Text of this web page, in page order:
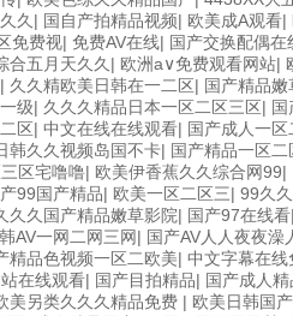
久 | 国自产拍精品视频| 欧美成A观看|
免费视| 免费AV在线| 国产交换配偶在
合五月天久久 | 欧洲a∨免费观看网站|
| 久久精欧美日韩在一二区| 国产精品
级| 久久久精品日本一区二区三区|
区| 中文在线在线观看| 国产成人一
韩久久视频岛国不卡| 国产精品一区
区宅噜噜| 欧美伊香蕉久久综合网99|
99国产精品| 欧美一区二区三| 99久
久久国产精品嫩草影院| 国产97在线看
AV一网二网三网| 国产AV人人夜夜澡
精品色视频一区二欧美| 中文字幕在线
在线观看| 国产目拍精品| 国产成人
美另类久久久精品免费 | 欧美日韩国